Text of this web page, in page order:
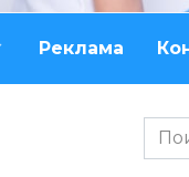
Реклама
for: